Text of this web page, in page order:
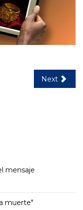
Next
mensaje
muerte"